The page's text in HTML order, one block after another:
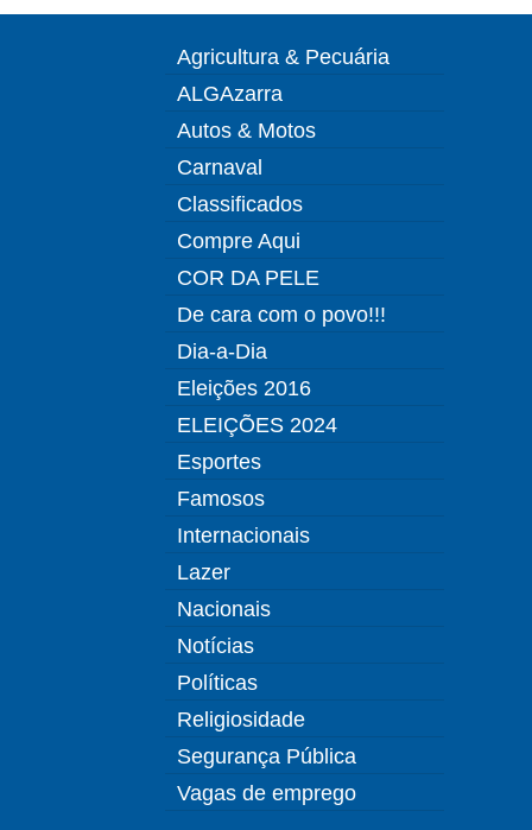
Agricultura & Pecuária
ALGAzarra
Autos & Motos
Carnaval
Classificados
Compre Aqui
COR DA PELE
De cara com o povo!!!
Dia-a-Dia
Eleições 2016
ELEIÇÕES 2024
Esportes
Famosos
Internacionais
Lazer
Nacionais
Notícias
Políticas
Religiosidade
Segurança Pública
Vagas de emprego